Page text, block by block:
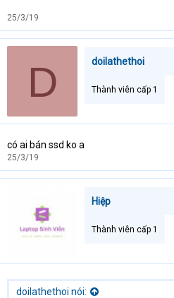
25/3/19
D doilathethoi
Thành viên cấp 1
có ai bán ssd ko a
25/3/19
Hiệp
Thành viên cấp 1
doilathethoi nói: